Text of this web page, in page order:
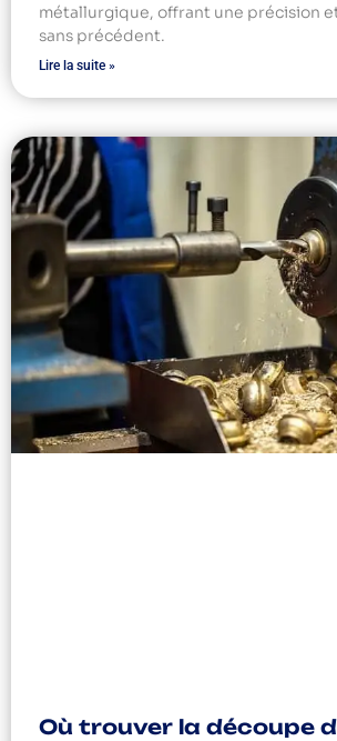
métallurgique, offrant une précision
sans précédent.
Lire la suite »
Où trouver la découpe